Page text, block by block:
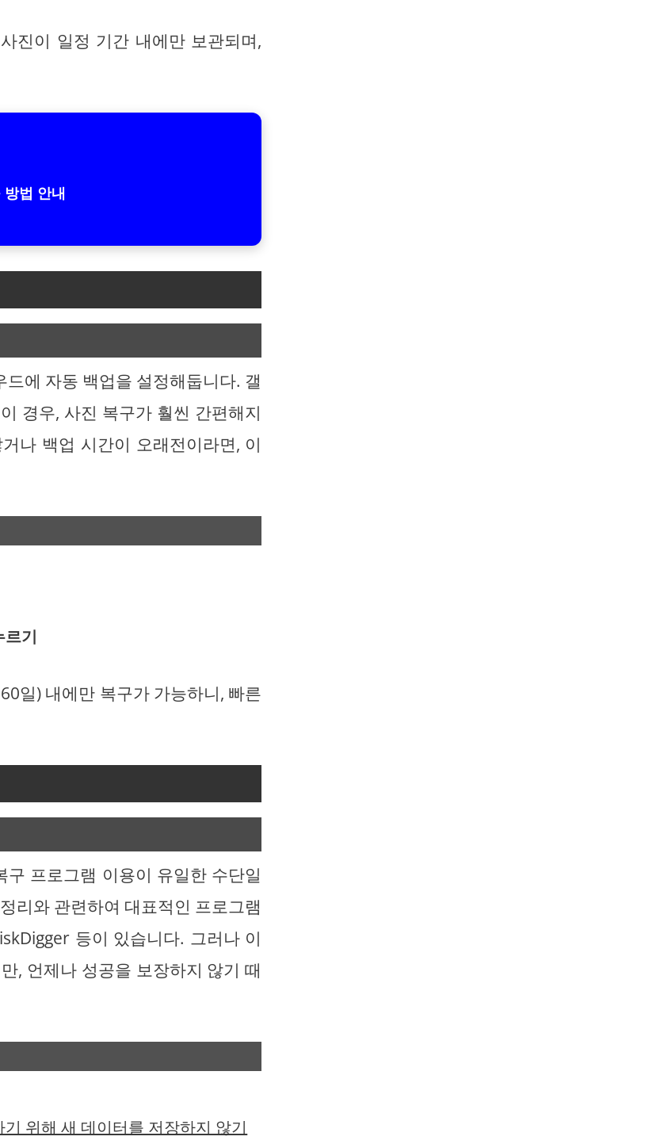
진이 일정 기간 내에만 보관되며,
법 안내
에 자동 백업을 설정해둡니다. 갤
경우, 사진 복구가 훨씬 간편해지
나 백업 시간이 오래전이라면, 이
르기
일) 내에만 복구가 가능하니, 빠른
프로그램 이용이 유일한 수단일
리와 관련하여 대표적인 프로그램
등이 있습니다. 그러나 이
, 언제나 성공을 보장하지 않기 때
위해 새 데이터를 저장하지 않기